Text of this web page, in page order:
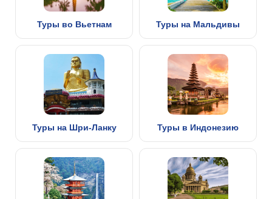
Туры во Вьетнам Туры на Мальдивы
Туры на Шри-Ланку Туры в Индонезию